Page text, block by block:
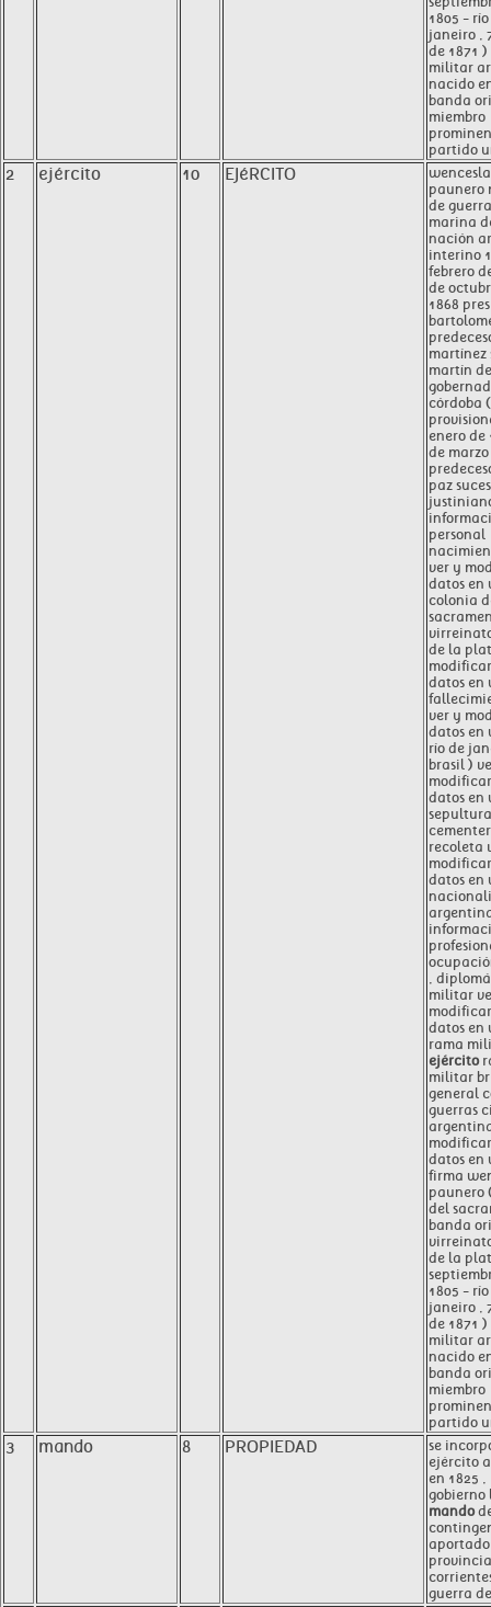
1805 -
janeiro ,
de 1871
militar
nacido
banda
miembro
partido
2 ejército 10 EJéRCITO
paunero
de
marina
nación
interino
febrero
de
1868
martínez
martín
córdoba (
enero de
de
paz
personal
ver y
datos
colonia
de la
datos
ver y
datos
río de
brasil )
datos
sepultura
recoleta
datos
,
militar
datos
rama
ejército
militar
general
guerras
datos
firma
paunero
del
banda
de la
1805 -
janeiro ,
de 1871
militar
nacido
banda
miembro
partido
3 mando 8 PROPIEDAD
se
ejército
en 1825
gobierno
mando
guerra